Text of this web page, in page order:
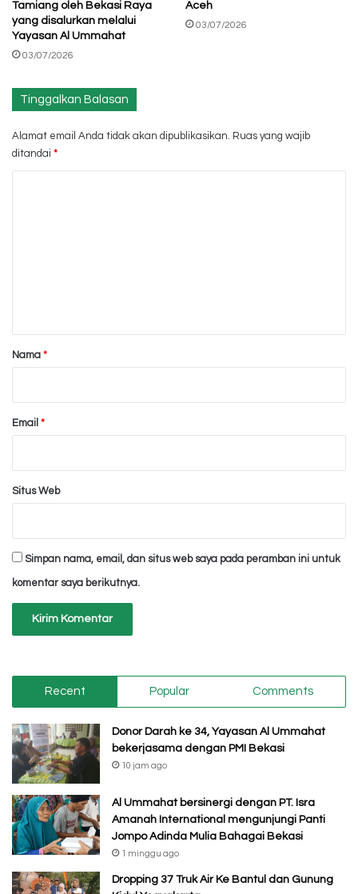
Tamiang oleh Bekasi Raya
yang disalurkan melalui
Yayasan Al Ummahat
03/07/2026
Aceh
03/07/2026
Tinggalkan Balasan
Alamat email Anda tidak akan dipublikasikan. Ruas yang wajib
ditandai *
rNama *
Email *
Situs Web
Simpan nama, email, dan situs web saya pada peramban ini untuk
komentar saya berikutnya.
Recent Popular Comments
Donor Darah ke 34, Yayasan Al Ummahat
bekerjasama dengan PMI Bekasi
10 jam ago
Al Ummahat bersinergi dengan PT. Isra
Amanah International mengunjungi Panti
Jompo Adinda Mulia Bahagai Bekasi
1 minggu ago
Dropping 37 Truk Air Ke Bantul dan Gunung